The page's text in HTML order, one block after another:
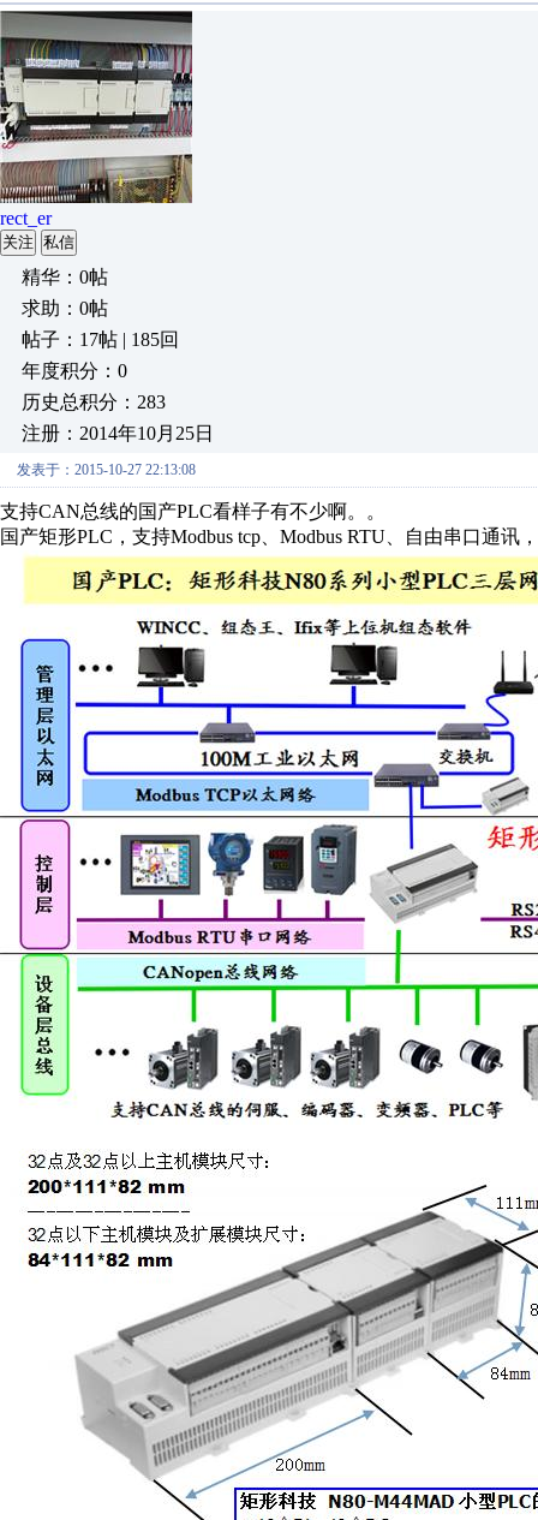
rect_er
关注 私信
精华：0帖
求助：0帖
帖子：17帖 | 185回
年度积分：0
历史总积分：283
注册：2014年10月25日
发表于：2015-10-27 22:13:08
支持CAN总线的国产PLC看样子有不少啊。。
国产矩形PLC，支持Modbus tcp、Modbus RTU、自由串口通